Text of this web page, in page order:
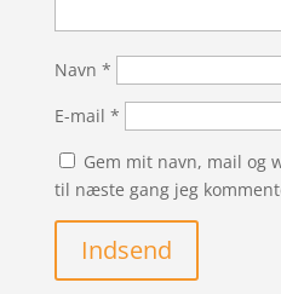
Navn *
E-mail *
Gem mit navn, mail og
til næste gang jeg
Indsend